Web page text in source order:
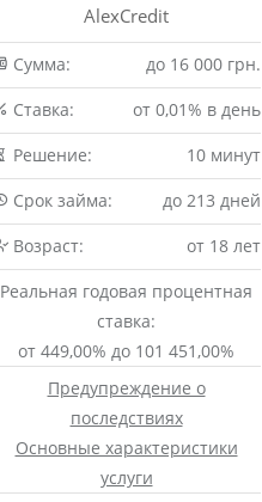
AlexCredit
Сумма:
до 16 000 грн.
Cтавка:
от 0,01% в день
Решение:
10 минут
Срок займа:
до 213 дней
Возраст:
от 18 лет
Реальная годовая процентная
ставка:
от 449,00% до 101 451,00%
Предупреждение о
последствиях
Основные характеристики
услуги